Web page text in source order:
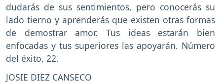
dudarás de sus sentimientos, pero conocerás su
lado tierno y aprenderás que existen otras formas
de demostrar amor. Tus ideas estarán bien
enfocadas y tus superiores las apoyarán. Número
del éxito, 22.
JOSIE DIEZ CANSECO